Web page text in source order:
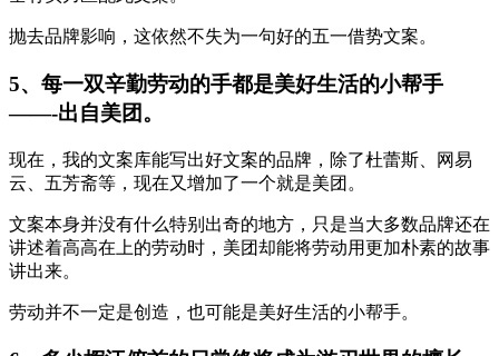
抛去品牌影响，这依然不失为一句好的五一借势文案。
5、每一双辛勤劳动的手都是美好生活的小帮手
——-出自美团。
现在，我的文案库能写出好文案的品牌，除了杜蕾斯、网易
云、五芳斋等，现在又增加了一个就是美团。
文案本身并没有什么特别出奇的地方，只是当大多数品牌还在
讲述着高高在上的劳动时，美团却能将劳动用更加朴素的故事
讲出来。
劳动并不一定是创造，也可能是美好生活的小帮手。